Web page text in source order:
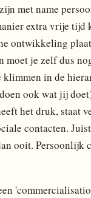
met name
extra vrije
ontwikkeling
je zelf dus
in de
ook wat jij
het druk, staat
contacten.
ooit.